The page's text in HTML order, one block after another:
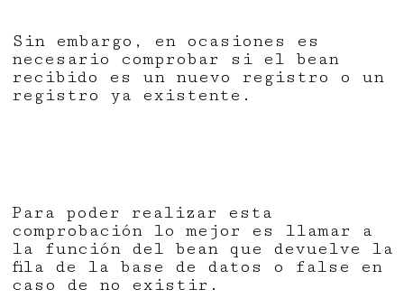
Sin embargo, en ocasiones es
necesario comprobar si el bean
recibido es un nuevo registro o un
registro ya existente.
Para poder realizar esta
comprobación lo mejor es llamar a
la función del bean que devuelve la
fila de la base de datos o false en
caso de no existir.